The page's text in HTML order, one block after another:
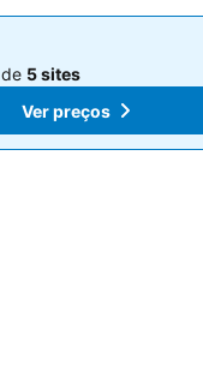
5 sites
Ver preços
5 sites
Ver preços